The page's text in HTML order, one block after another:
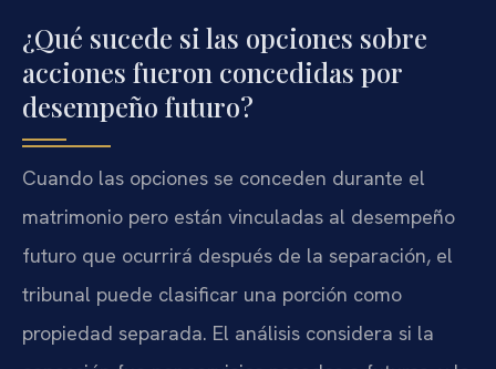
¿Qué sucede si las opciones sobre
acciones fueron concedidas por
desempeño futuro?
Cuando las opciones se conceden durante el
matrimonio pero están vinculadas al desempeño
futuro que ocurrirá después de la separación, el
tribunal puede clasificar una porción como
propiedad separada. El análisis considera si la